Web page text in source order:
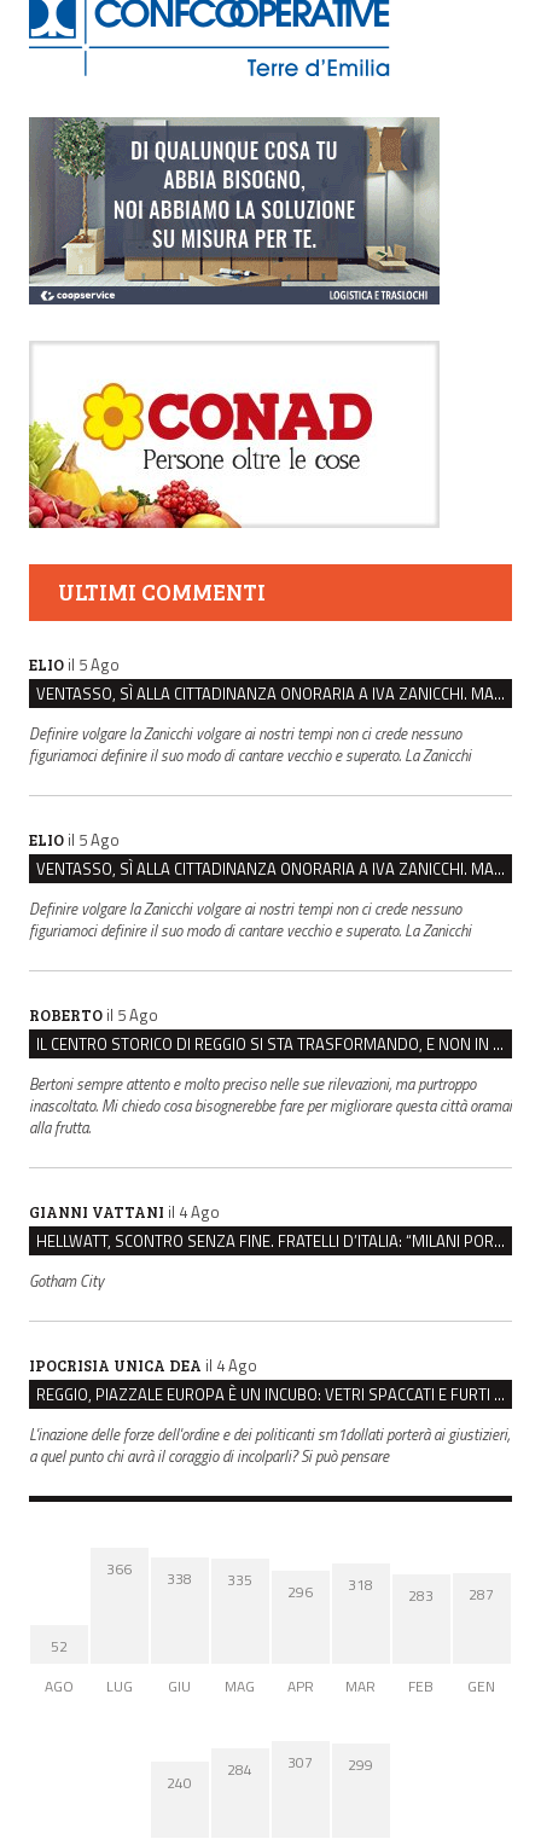
ULTIMI COMMENTI
ELIO il 5 Ago
VENTASSO, SÌ ALLA CITTADINANZA ONORARIA A IVA ZANICCHI. MA BARGIACCHI: “È DI PESSIMO GUSTO”
Definire volgare la Zanicchi volgare ai nostri tempi non ci crede nessuno
figuriamoci definire il suo modo di cantare vecchio e superato. La Zanicchi
ELIO il 5 Ago
VENTASSO, SÌ ALLA CITTADINANZA ONORARIA A IVA ZANICCHI. MA BARGIACCHI: “È DI PESSIMO GUSTO”
Definire volgare la Zanicchi volgare ai nostri tempi non ci crede nessuno
figuriamoci definire il suo modo di cantare vecchio e superato. La Zanicchi
ROBERTO il 5 Ago
IL CENTRO STORICO DI REGGIO SI STA TRASFORMANDO, E NON IN MEGLIO
Bertoni sempre attento e molto preciso nelle sue rilevazioni, ma purtroppo
inascoltato. Mi chiedo cosa bisognerebbe fare per migliorare questa città oramai
alla frutta.
GIANNI VATTANI il 4 Ago
HELLWATT, SCONTRO SENZA FINE. FRATELLI D’ITALIA: “MILANI PORTA DOCUMENTI, DE FRANCO INSULTI”
Gotham City
IPOCRISIA UNICA DEA il 4 Ago
REGGIO, PIAZZALE EUROPA È UN INCUBO: VETRI SPACCATI E FURTI SULLE AUTO IN SOSTA
L'inazione delle forze dell'ordine e dei politicanti sm1dollati porterà ai giustizieri,
a quel punto chi avrà il coraggio di incolparli? Si può pensare
52
AGO
366
LUG
338
GIU
335
MAG
296
APR
318
MAR
283
FEB
287
GEN
240
284 307 299